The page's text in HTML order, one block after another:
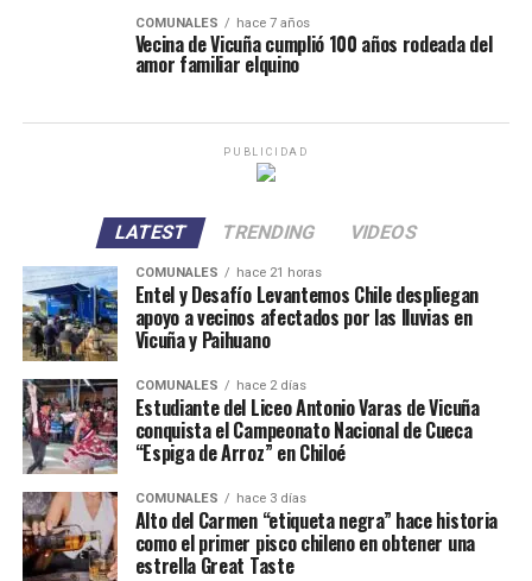
COMUNALES hace 7 años
Vecina de Vicuña cumplió 100 años rodeada del
amor familiar elquino
PUBLICIDAD
LATEST TRENDING VIDEOS
COMUNALES hace 21 horas
Entel y Desafío Levantemos Chile despliegan
apoyo a vecinos afectados por las lluvias en
Vicuña y Paihuano
COMUNALES hace 2 días
Estudiante del Liceo Antonio Varas de Vicuña
conquista el Campeonato Nacional de Cueca
“Espiga de Arroz” en Chiloé
COMUNALES hace 3 días
Alto del Carmen “etiqueta negra” hace historia
como el primer pisco chileno en obtener una
estrella Great Taste